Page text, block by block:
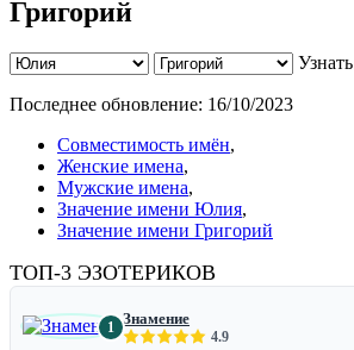
Григорий
Узнать
Последнее обновление: 16/10/2023
Совместимость имён,
Женские имена,
Мужские имена,
Значение имени Юлия,
Значение имени Григорий
ТОП-3 ЭЗОТЕРИКОВ
1 Знамение
4.9